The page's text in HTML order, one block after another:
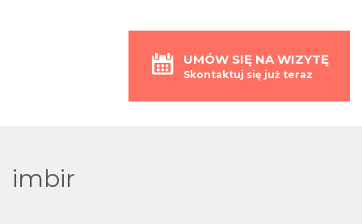
UMÓW SIĘ NA WIZYTĘ
Skontaktuj się już teraz
imbir